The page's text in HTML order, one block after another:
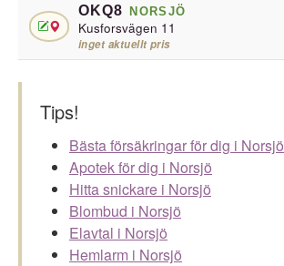
OKQ8 NORSJÖ
Kusforsvägen 11
inget aktuellt pris
Tips!
Bästa försäkringar för dig i Norsjö
Apotek för dig i Norsjö
Hitta snickare i Norsjö
Blombud i Norsjö
Elavtal i Norsjö
Hemlarm i Norsjö